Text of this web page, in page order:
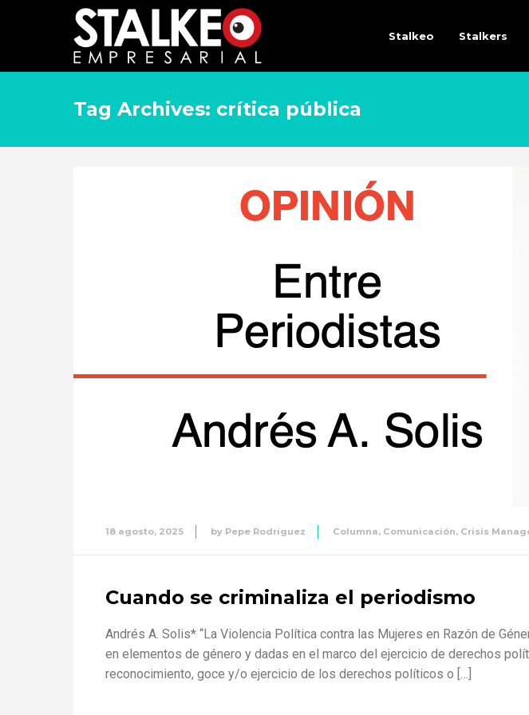
Stalkeo Stalkers
Tag Archives: crítica pública
18 agosto, 2025 by Pepe Rodriguez Columna, Comunicación, Crisis
Cuando se criminaliza el periodismo
Andrés A. Solis* “La Violencia Política contra las Mujeres en Razón de
en elementos de género y dadas en el marco del ejercicio de derechos
reconocimiento, goce y/o ejercicio de los derechos políticos o […]